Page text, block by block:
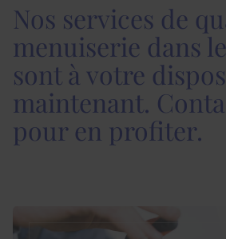
Nos services de
menuiserie dans
sont à votre
maintenant.
pour en profiter.